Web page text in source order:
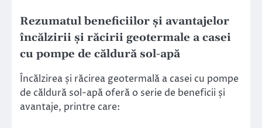
Rezumatul beneficiilor și avantajelor
încălzirii și răcirii geotermale a casei
cu pompe de căldură sol-apă
Încălzirea și răcirea geotermală a casei cu pompe
de căldură sol-apă oferă o serie de beneficii și
avantaje, printre care: